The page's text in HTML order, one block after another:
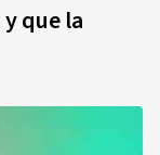
que la